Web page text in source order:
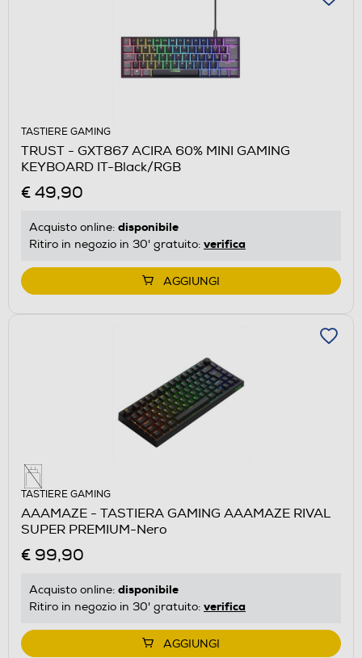
TASTIERE GAMING
TRUST - GXT867 ACIRA 60% MINI GAMING
KEYBOARD IT-Black/RGB
€ 49,90
Acquisto online: disponibile
Ritiro in negozio in 30' gratuito: verifica
AGGIUNGI
TASTIERE GAMING
AAAMAZE - TASTIERA GAMING AAAMAZE RIVAL
SUPER PREMIUM-Nero
€ 99,90
Acquisto online: disponibile
Ritiro in negozio in 30' gratuito: verifica
AGGIUNGI